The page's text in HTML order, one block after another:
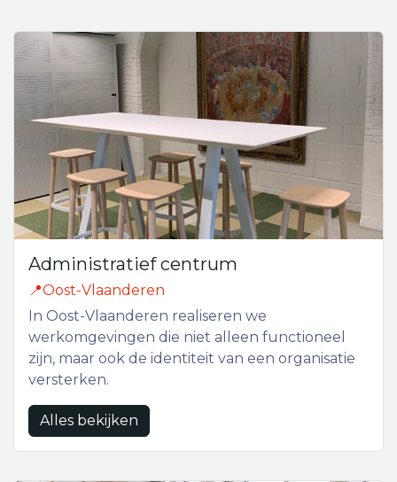
Administratief centrum
📍Oost-Vlaanderen
In Oost-Vlaanderen realiseren we
werkomgevingen die niet alleen functioneel
zijn, maar ook de identiteit van een organisatie
versterken.
Alles bekijken